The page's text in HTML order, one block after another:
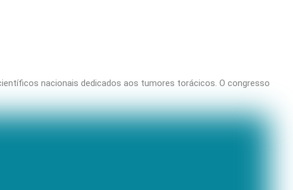
nacionais dedicados aos tumores torácicos. O congresso